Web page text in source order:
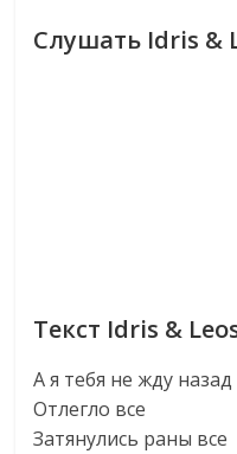
Слушать Idris &
Текст Idris &
А я тебя не жду назад
Отлегло все
Затянулись раны все